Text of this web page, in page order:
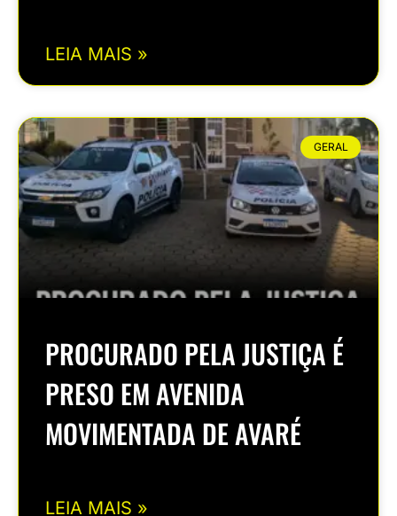
LEIA MAIS »
GERAL
PROCURADO PELA JUSTIÇA É
PRESO EM AVENIDA
MOVIMENTADA DE AVARÉ
LEIA MAIS »